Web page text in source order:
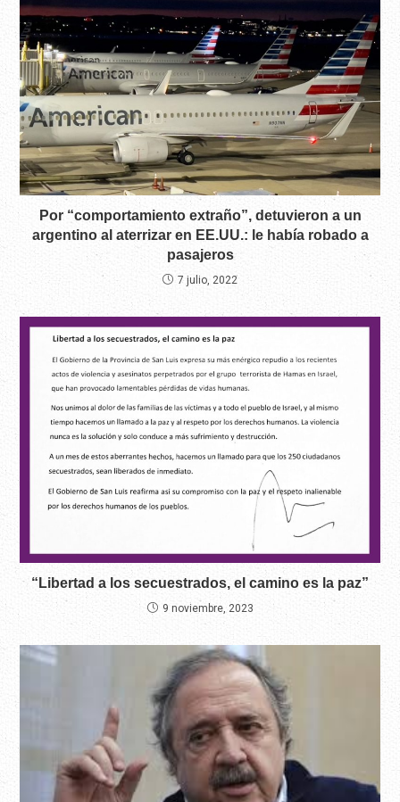
Por “comportamiento extraño”, detuvieron a un
argentino al aterrizar en EE.UU.: le había robado a
pasajeros
7 julio, 2022
“Libertad a los secuestrados, el camino es la paz”
9 noviembre, 2023